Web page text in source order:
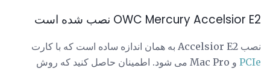
OWC Mercury Accelsior E2 نصب شده است
نصب Accelsior E2 به همان اندازه ساده است که با کارت
PCIe
و Mac Pro می شود. اطمینان حاصل کنید که روش